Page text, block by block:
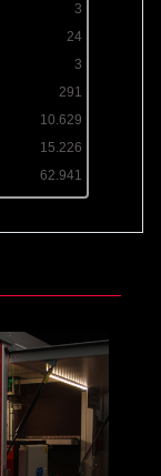
3
24
3
291
10.629
15.226
62.941